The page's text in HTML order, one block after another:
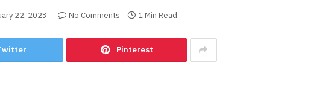
22, 2023 No Comments 1 Min Read
Pinterest